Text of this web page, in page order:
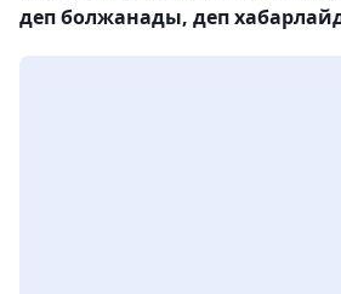
деп болжанады, деп